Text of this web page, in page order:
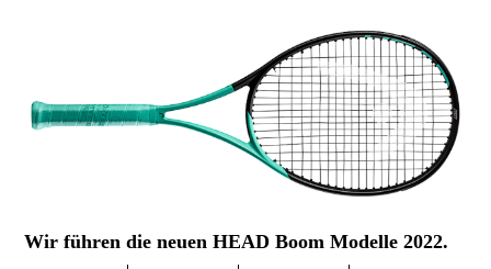
Wir führen die neuen HEAD Boom Modelle 2022.